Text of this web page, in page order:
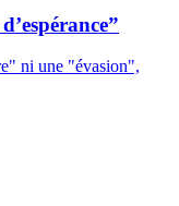
ni une "évasion",